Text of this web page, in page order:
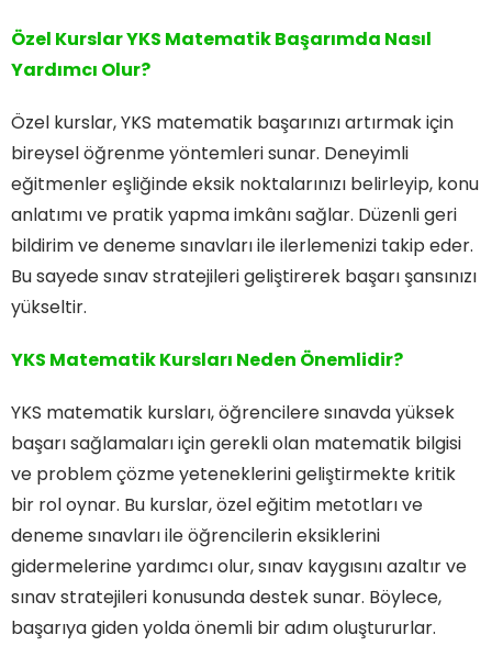
Özel Kurslar YKS Matematik Başarımda Nasıl
Yardımcı Olur?
Özel kurslar, YKS matematik başarınızı artırmak için
bireysel öğrenme yöntemleri sunar. Deneyimli
eğitmenler eşliğinde eksik noktalarınızı belirleyip, konu
anlatımı ve pratik yapma imkânı sağlar. Düzenli geri
bildirim ve deneme sınavları ile ilerlemenizi takip eder.
Bu sayede sınav stratejileri geliştirerek başarı şansınızı
yükseltir.
YKS Matematik Kursları Neden Önemlidir?
YKS matematik kursları, öğrencilere sınavda yüksek
başarı sağlamaları için gerekli olan matematik bilgisi
ve problem çözme yeteneklerini geliştirmekte kritik
bir rol oynar. Bu kurslar, özel eğitim metotları ve
deneme sınavları ile öğrencilerin eksiklerini
gidermelerine yardımcı olur, sınav kaygısını azaltır ve
sınav stratejileri konusunda destek sunar. Böylece,
başarıya giden yolda önemli bir adım oluştururlar.